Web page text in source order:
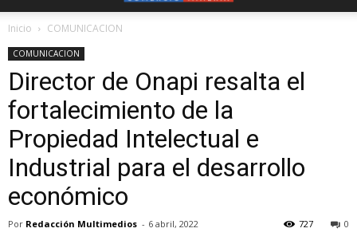
Inicio COMUNICACION
COMUNICACION
Director de Onapi resalta el
fortalecimiento de la
Propiedad Intelectual e
Industrial para el desarrollo
económico
Por Redacción Multimedios - 6 abril, 2022 0
727